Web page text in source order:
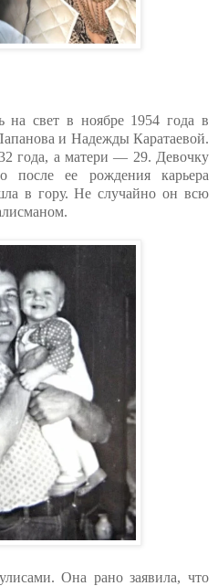
на свет в ноябре 1954 года в
и Надежды Каратаевой.
года, а матери — 29. Девочку
после ее рождения карьера
в гору. Не случайно он всю
Она рано заявила, что